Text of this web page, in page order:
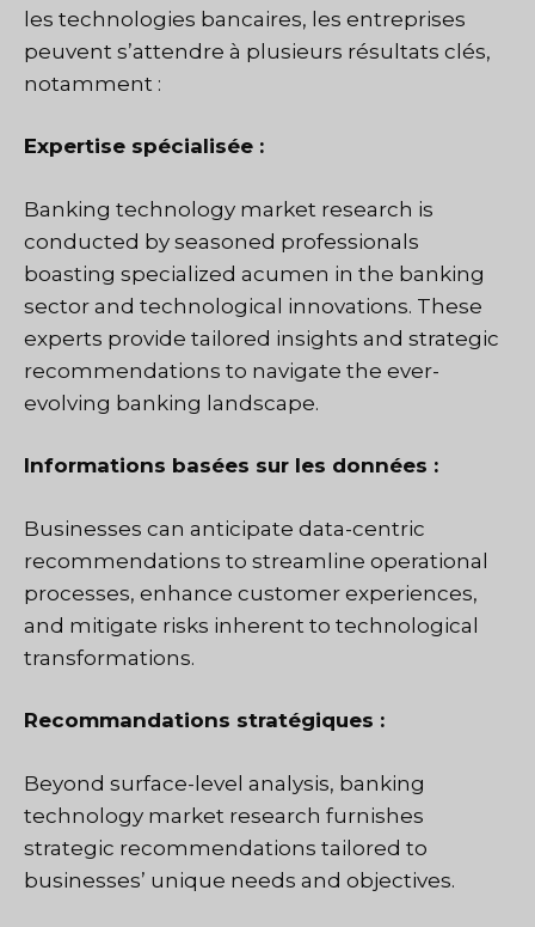
les technologies bancaires, les entreprises
peuvent s’attendre à plusieurs résultats clés,
notamment :
Expertise spécialisée :
Banking technology market research is
conducted by seasoned professionals
boasting specialized acumen in the banking
sector and technological innovations. These
experts provide tailored insights and strategic
recommendations to navigate the ever-
evolving banking landscape.
Informations basées sur les données :
Businesses can anticipate data-centric
recommendations to streamline operational
processes, enhance customer experiences,
and mitigate risks inherent to technological
transformations.
Recommandations stratégiques :
Beyond surface-level analysis, banking
technology market research furnishes
strategic recommendations tailored to
businesses’ unique needs and objectives.